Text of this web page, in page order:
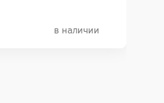
в наличии